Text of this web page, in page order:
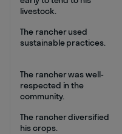
livestock.
The rancher used
sustainable practices.
The rancher was well-
respected in the
community.
The rancher diversified
his crops.